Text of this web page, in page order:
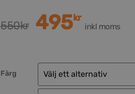
550kr 495kr
inkl moms
Färg